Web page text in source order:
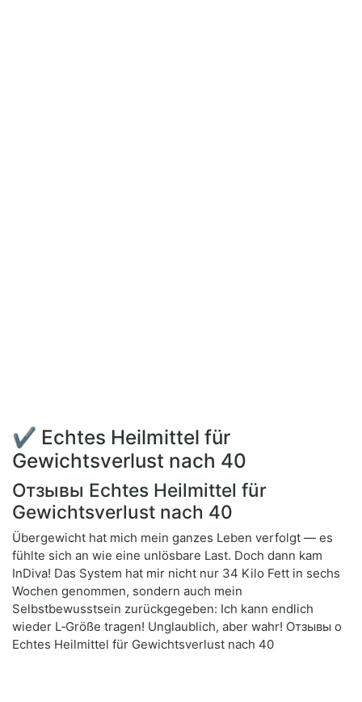
✔ Echtes Heilmittel für
Gewichtsverlust nach 40
Отзывы Echtes Heilmittel für
Gewichtsverlust nach 40
Übergewicht hat mich mein ganzes Leben verfolgt — es
fühlte sich an wie eine unlösbare Last. Doch dann kam
InDiva! Das System hat mir nicht nur 34 Kilo Fett in sechs
Wochen genommen, sondern auch mein
Selbstbewusstsein zurückgegeben: Ich kann endlich
wieder L‑Größe tragen! Unglaublich, aber wahr! Отзывы о
Echtes Heilmittel für Gewichtsverlust nach 40